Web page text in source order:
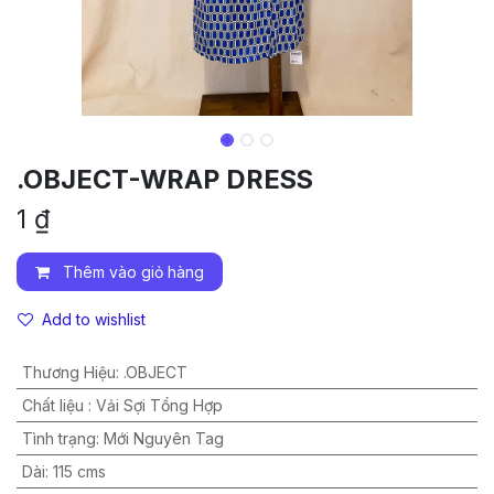
.OBJECT-WRAP DRESS
1 ₫
Thêm vào giỏ hàng
Add to wishlist
Thương Hiệu: .OBJECT
Chất liệu : Vải Sợi Tổng Hợp
Tình trạng: Mới Nguyên Tag
Dài: 115 cms